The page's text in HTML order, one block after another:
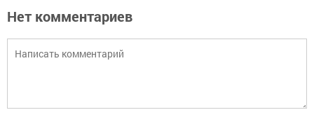
Нет комментариев